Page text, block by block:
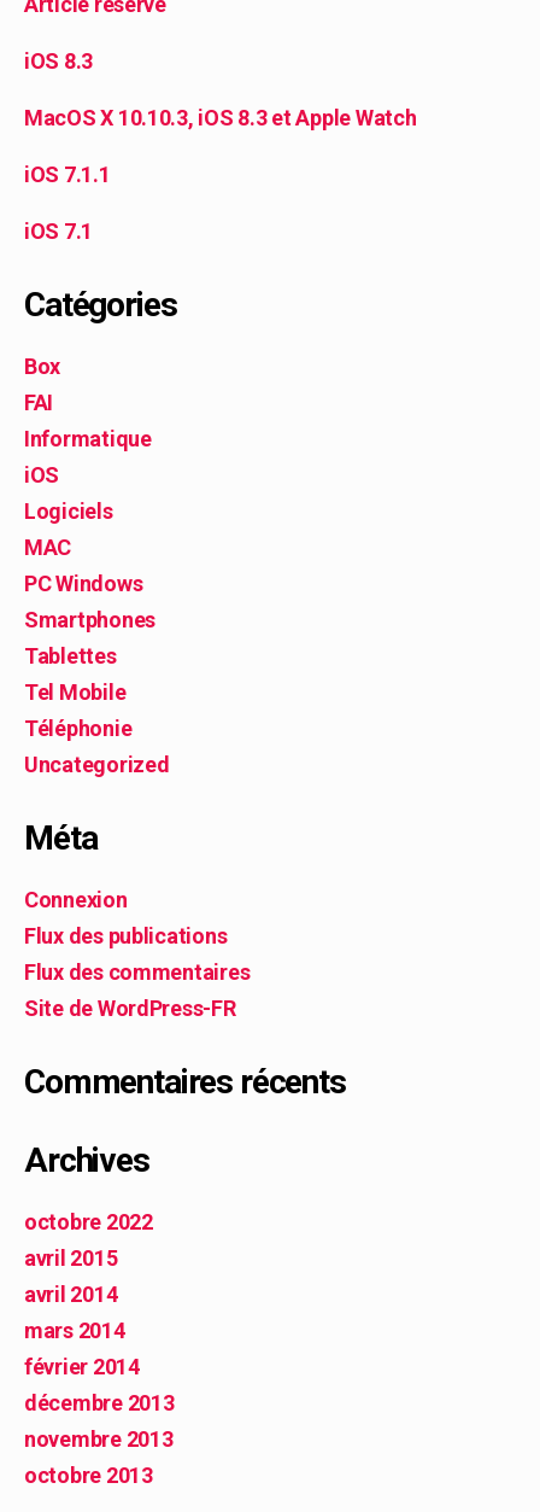
iOS 8.3
MacOS X 10.10.3, iOS 8.3 et Apple Watch
iOS 7.1.1
iOS 7.1
Catégories
Box
FAI
Informatique
iOS
Logiciels
MAC
PC Windows
Smartphones
Tablettes
Tel Mobile
Téléphonie
Uncategorized
Méta
Connexion
Flux des publications
Flux des commentaires
Site de WordPress-FR
Commentaires récents
Archives
octobre 2022
avril 2015
avril 2014
mars 2014
février 2014
décembre 2013
novembre 2013
octobre 2013